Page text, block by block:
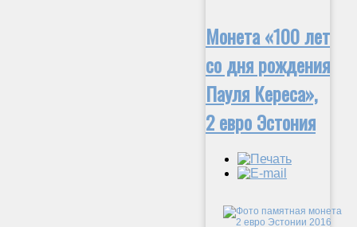
Монета «100 лет
со дня рождения
Пауля Кереса»,
2 евро Эстония